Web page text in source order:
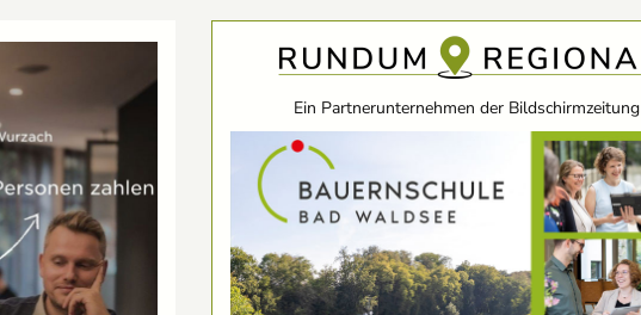
Ein Partnerunternehmen der Bildschirmzeitung